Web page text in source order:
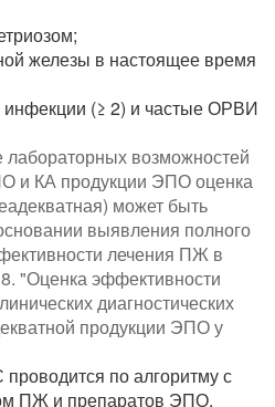
железы в настоящее время
инфекции (≥ 2) и частые ОРВИ
лабораторных возможностей
и КА продукции ЭПО оценка
может быть
выявления полного
лечения ПЖ в
"Оценка эффективности
диагностических
продукции ЭПО у
по алгоритму с
ПЖ и препаратов ЭПО,